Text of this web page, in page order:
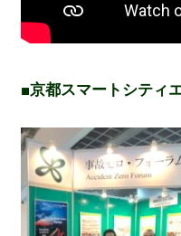
■京都スマートシティ